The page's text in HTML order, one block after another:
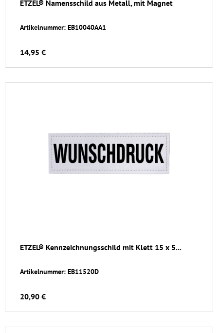
ETZEL® Namensschild aus Metall, mit Magnet
Artikelnummer: EB10040AA1
14,95 €
ETZEL® Kennzeichnungsschild mit Klett 15 x 5...
Artikelnummer: EB11520D
20,90 €